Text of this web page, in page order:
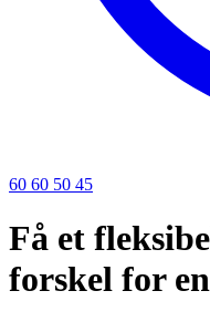
60 60 50 45
Få et
forskel for